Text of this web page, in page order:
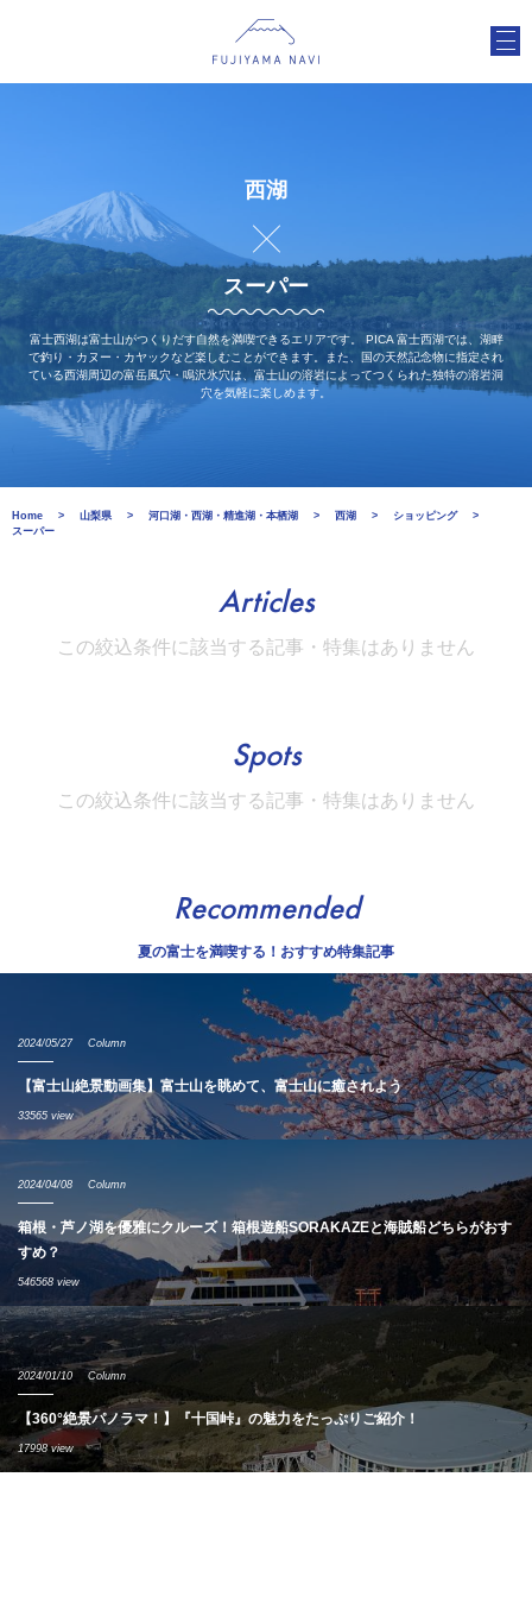
西湖
スーパー
富士西湖は富士山がつくりだす自然を満喫できるエリアです。 PICA 富士西湖では、湖畔
で釣り・カヌー・カヤックなど楽しむことができます。また、国の天然記念物に指定され
ている西湖周辺の富岳風穴・鳴沢氷穴は、富士山の溶岩によってつくられた独特の溶岩洞
穴を気軽に楽しめます。
Home 山梨県 河口湖・西湖・精進湖・本栖湖 西湖
ショッピング
スーパー
Articles
この絞込条件に該当する記事・特集はありません
Spots
この絞込条件に該当する記事・特集はありません
Recommended
夏の富士を満喫する！おすすめ特集記事
2024/05/27 Column
【富士山絶景動画集】富士山を眺めて、富士山に癒されよう
33565 view
2024/04/08 Column
箱根・芦ノ湖を優雅にクルーズ！箱根遊船SORAKAZEと海賊船どちらがおす
すめ？
546568 view
2024/01/10 Column
【360°絶景パノラマ！】『十国峠』の魅力をたっぷりご紹介！
17998 view